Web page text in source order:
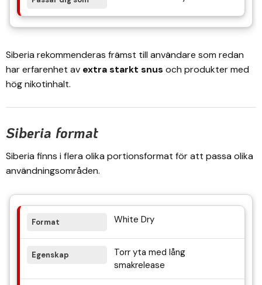
Siberia rekommenderas främst till användare som redan
har erfarenhet av extra starkt snus och produkter med
hög nikotinhalt.
Siberia format
Siberia finns i flera olika portionsformat för att passa olika
användningsområden.
White Dry
Torr yta med lång
smakrelease